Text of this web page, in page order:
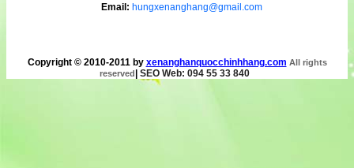
Email: hungxenanghang@gmail.com
Copyright © 2010-2011 by xenanghanquocchinhhang.com All rights
reserved| SEO Web: 094 55 33 840